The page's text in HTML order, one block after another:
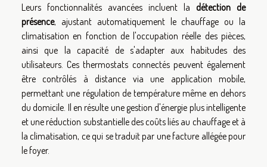
Leurs fonctionnalités avancées incluent la détection de
présence, ajustant automatiquement le chauffage ou la
climatisation en fonction de l'occupation réelle des pièces,
ainsi que la capacité de s'adapter aux habitudes des
utilisateurs. Ces thermostats connectés peuvent également
être contrôlés à distance via une application mobile,
permettant une régulation de température même en dehors
du domicile. Il en résulte une gestion d'énergie plus intelligente
et une réduction substantielle des coûts liés au chauffage et à
la climatisation, ce qui se traduit par une facture allégée pour
le foyer.